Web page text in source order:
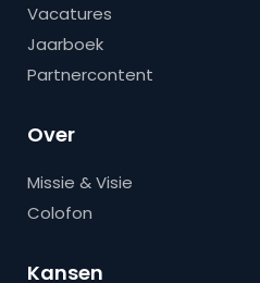
Vacatures
Jaarboek
Partnercontent
Over
Missie & Visie
Colofon
Kansen